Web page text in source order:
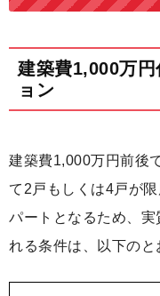
建築費1,000万
ョン
建築費1,000万円前後
て2戸もしくは4戸が
パートとなるため、
れる条件は、以下のと